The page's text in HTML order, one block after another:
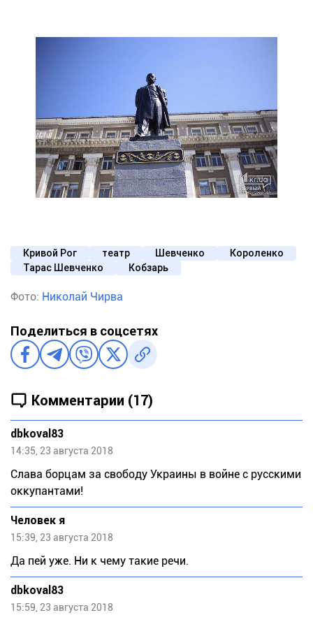
Кривой Рог театр Шевченко
Короленко
Тарас Шевченко
Кобзарь
Фото: Николай Чирва
Поделиться в соцсетях
Комментарии (17)
dbkoval83
14:35, 23 августа 2018
Слава борцам за свободу Украины в войне с русскими
оккупантами!
Человек я
15:39, 23 августа 2018
Да пей уже. Ни к чему такие речи.
dbkoval83
15:59, 23 августа 2018